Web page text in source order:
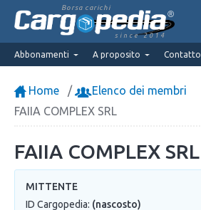
Borsa carichi
since 2014
Abbonamenti A proposito Contatto
Home
Elenco dei membri
FAIIA COMPLEX SRL
FAIIA COMPLEX SRL
MITTENTE
ID Cargopedia: (nascosto)